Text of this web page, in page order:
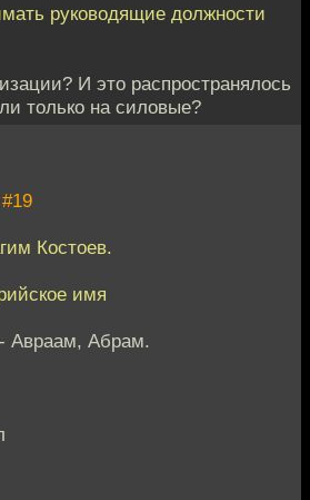
руководящие должности
И это распространялось
только на силовые?
#19
Костоев.
имя
Авраам, Абрам.